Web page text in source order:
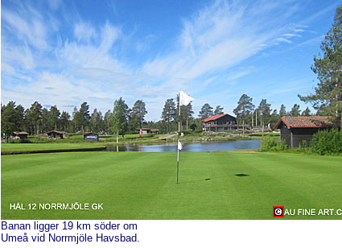
Banan ligger 19 km söder om
Umeå vid Norrmjöle Havsbad.